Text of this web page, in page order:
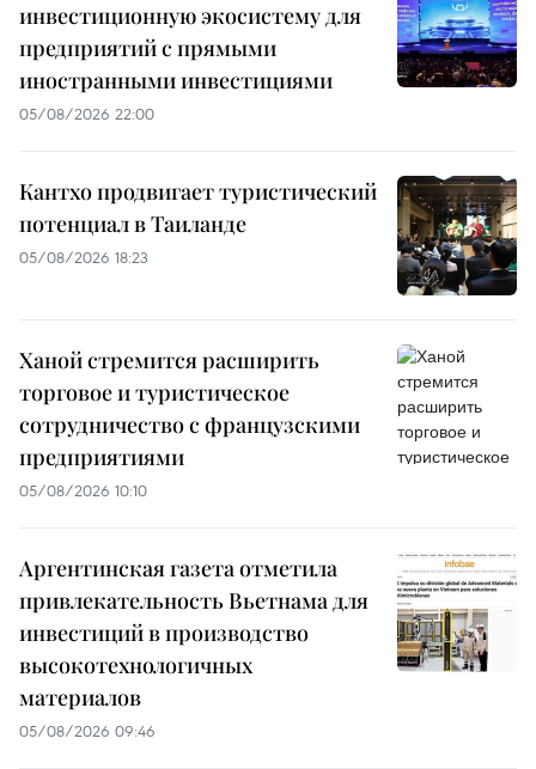
инвестиционную экосистему для
предприятий с прямыми
иностранными инвестициями
05/08/2026 22:00
Кантхо продвигает туристический
потенциал в Таиланде
05/08/2026 18:23
Ханой стремится расширить
торговое и туристическое
сотрудничество с французскими
предприятиями
05/08/2026 10:10
Аргентинская газета отметила
привлекательность Вьетнама для
инвестиций в производство
высокотехнологичных
материалов
05/08/2026 09:46